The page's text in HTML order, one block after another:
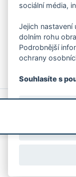
Chcete dostávat
ankety,
© 2026 Magistrát města
sociální média,
Jejich nastavení
dolním rohu
Podrobnější
ochrany
Souhlasíte s